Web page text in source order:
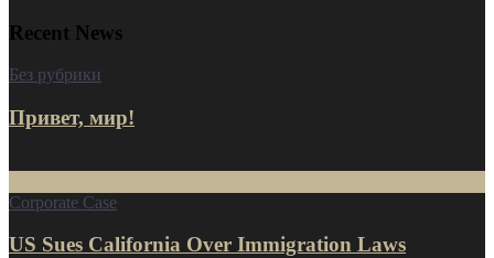
Recent News
Без рубрики
Привет, мир!
Corporate Case
US Sues California Over Immigration Laws